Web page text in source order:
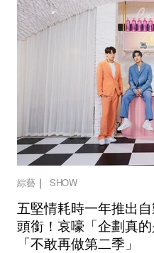
綜藝｜ SHOW
五堅情耗時一年推出
頭銜！哀嚎「企劃真
「不敢再做第二季」